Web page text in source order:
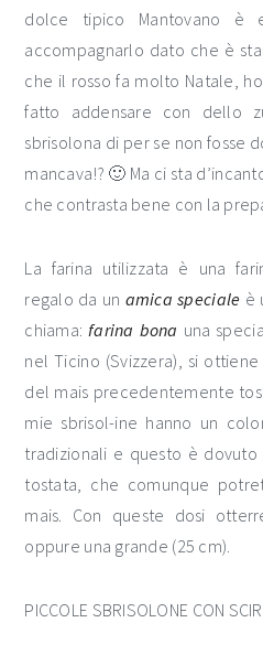
dolce tipico Mantovano è
accompagnarlo dato che è
che il rosso fa molto Natale,
fatto addensare con dello
sbrisolona di per se non fosse
mancava!? 🙂 Ma ci sta
che contrasta bene con la
La farina utilizzata è una
regalo da un amica speciale è
chiama:farina bona una
nel Ticino (Svizzera), si
del mais precedentemente
mie sbrisol-ine hanno un
tradizionali e questo è dovuto
tostata, che comunque
mais. Con queste dosi
oppure una grande (25 cm).
PICCOLE SBRISOLONE CON